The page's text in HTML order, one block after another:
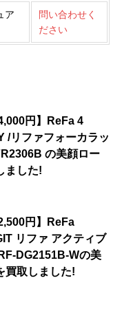
ア
問い合わせく
ださい
円】ReFa 4
/リファフォーカラッ
の美顔ロー
ました!
円】ReFa
リファ アクティブ
DG2151B-Wの美
買取しました!